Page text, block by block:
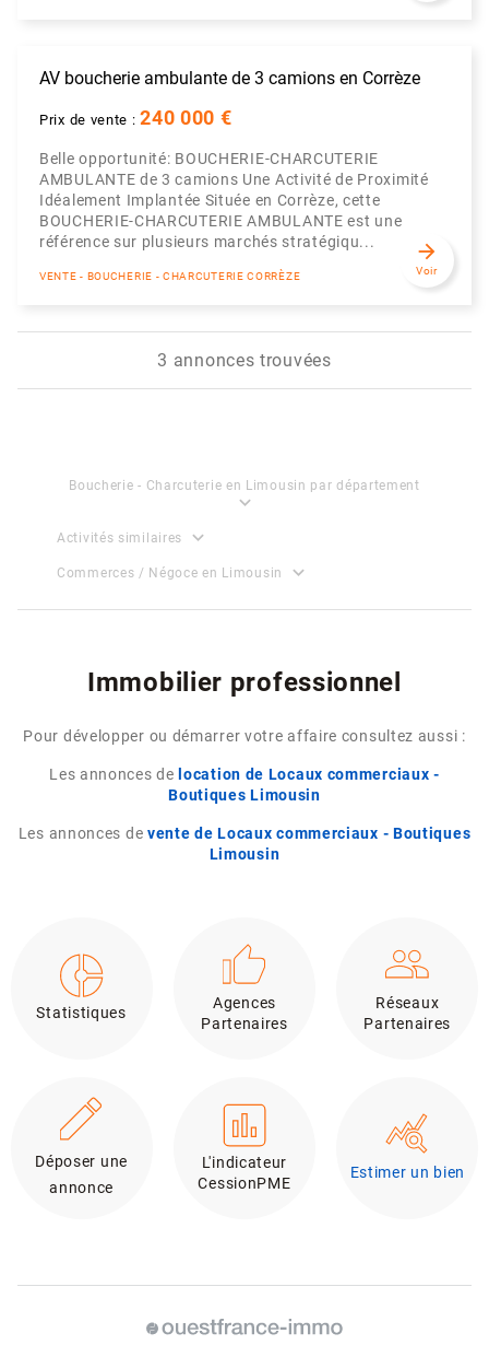
AV boucherie ambulante de 3 camions en Corrèze
Prix de vente :240 000 €
Belle opportunité: BOUCHERIE-CHARCUTERIE
AMBULANTE de 3 camions Une Activité de Proximité
Idéalement Implantée Située en Corrèze, cette
BOUCHERIE-CHARCUTERIE AMBULANTE est une
référence sur plusieurs marchés stratégiqu...
VENTE - BOUCHERIE - CHARCUTERIE CORRÈZE
arrow_forward
Voir
3 annonces trouvées
Boucherie - Charcuterie en Limousin par département
expand_more
Activités similaires expand_more
Commerces / Négoce en Limousin expand_more
Immobilier professionnel
Pour développer ou démarrer votre affaire consultez aussi :
Les annonces de location de Locaux commerciaux -
Boutiques Limousin
Les annonces de vente de Locaux commerciaux - Boutiques
Limousin
Statistiques
Agences
Partenaires
Réseaux
Partenaires
Déposer une
annonce
L'indicateur
CessionPME
Estimer un bien